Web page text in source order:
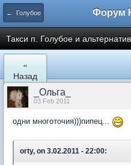
← Голубое
Такси п. Голубое и
«
Назад
_Ольга_
03 Feb 2011
одни многоточия)))пипец...
orty, on 3.02.2011 - 22:00: